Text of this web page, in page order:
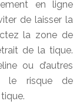
en ligne
de laisser la
la zone de
de la tique.
ou d’autres
le risque de